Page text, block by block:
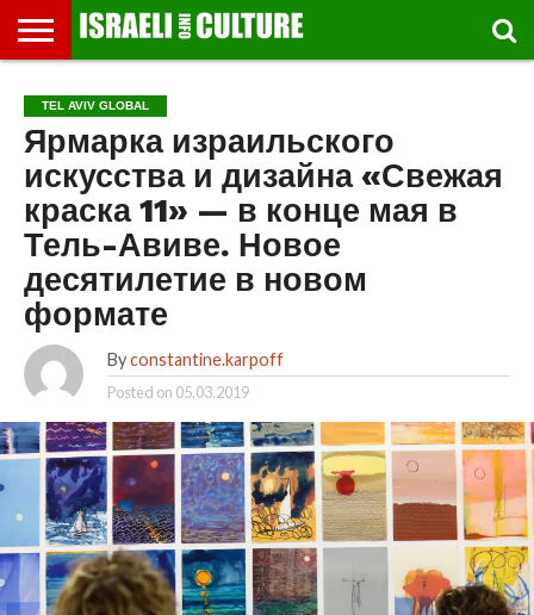
МУЗЕИ
СТРАНА
ФЕСТИВАЛЕЙ
ТЕАТР
КНИГИ.
ТЕКСТЫ
МУЗЫКА
РЕЛИГИЯ/
ИСТОРИЯ
ДВИЖЕНИЕ
ДЕТИ
ВЫХОДНОГО
ДНЯ
МАРШРУТЫ
ПРОГУЛЬЩИКА
ВИДЕО-
РЕЧИ
ВПЕЧАТЛЕНИЯ
ВСТРЕЧИ
И
ЛЕКЦИИ
ИНТЕРВЬЮ
КИНО
TEL
AVIV
GLOBAL
TEL AVIV GLOBAL
Ярмарка израильского
искусства и дизайна «Свежая
краска 11» — в конце мая в
Тель-Авиве. Новое
десятилетие в новом
формате
By constantine.karpoff
Posted on 05.03.2019